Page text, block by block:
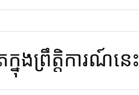
ងព្រឹត្តិការណ៍នេះ